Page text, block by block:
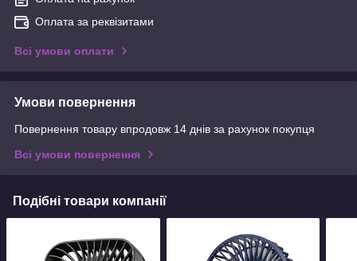
Оплата за реквізитами
Всі умови оплати
Умови повернення
Повернення товару впродовж 14 днів за рахунок покупця
Всі умови повернення
Подібні товари компанії